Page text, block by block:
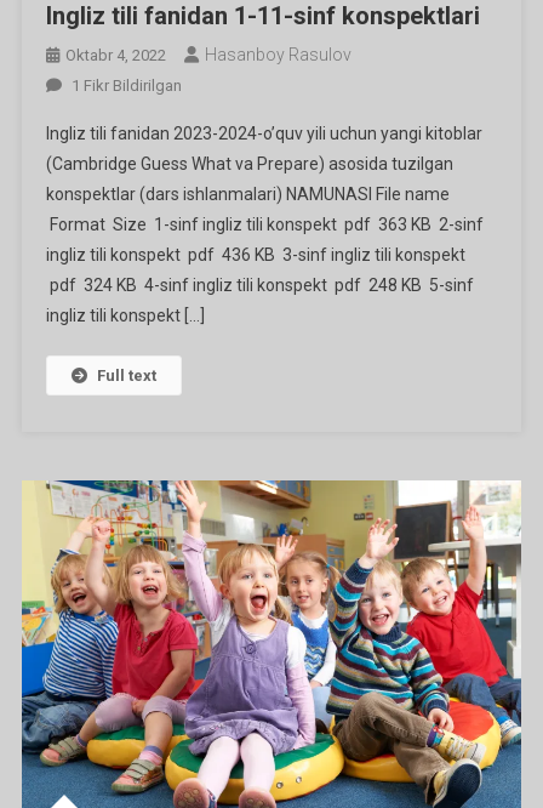
Ingliz tili fanidan 1-11-sinf konspektlari
Oktabr 4, 2022 Hasanboy Rasulov
Ingliz
Fanidan
1-
11-
Sinf
Konspektlari
Ga
1 Fikr Bildirilgan
Ingliz tili fanidan 2023-2024-o’quv yili uchun yangi kitoblar
(Cambridge Guess What va Prepare) asosida tuzilgan
konspektlar (dars ishlanmalari) NAMUNASI File name
Format Size 1-sinf ingliz tili konspekt pdf 363 KB 2-sinf
ingliz tili konspekt pdf 436 KB 3-sinf ingliz tili konspekt
pdf 324 KB 4-sinf ingliz tili konspekt pdf 248 KB 5-sinf
ingliz tili konspekt […]
Full text